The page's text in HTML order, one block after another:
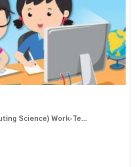
Science) Work-Te...